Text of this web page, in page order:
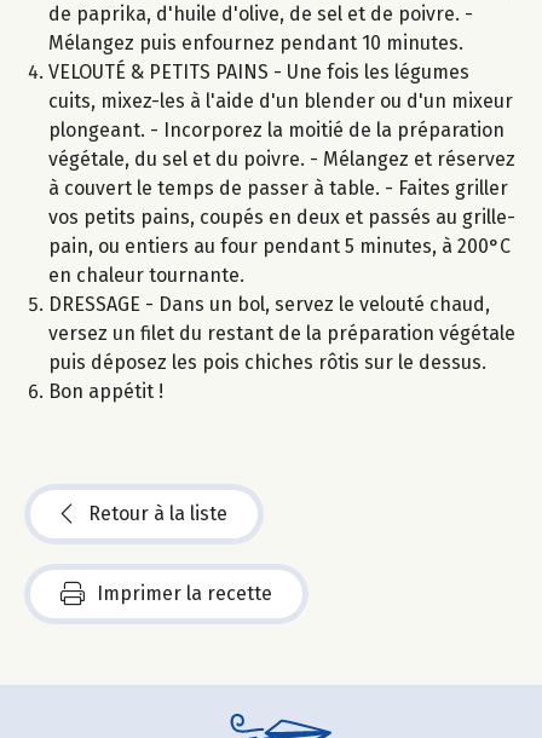
de paprika, d'huile d'olive, de sel et de poivre. -
Mélangez puis enfournez pendant 10 minutes.
VELOUTÉ & PETITS PAINS - Une fois les légumes
cuits, mixez-les à l'aide d'un blender ou d'un mixeur
plongeant. - Incorporez la moitié de la préparation
végétale, du sel et du poivre. - Mélangez et réservez
à couvert le temps de passer à table. - Faites griller
vos petits pains, coupés en deux et passés au grille-
pain, ou entiers au four pendant 5 minutes, à 200°C
en chaleur tournante.
DRESSAGE - Dans un bol, servez le velouté chaud,
versez un filet du restant de la préparation végétale
puis déposez les pois chiches rôtis sur le dessus.
Bon appétit !
Retour à la liste
Imprimer la recette